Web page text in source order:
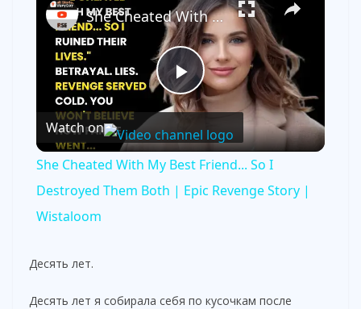
P
l
a
She Cheated With My Best Friend... So I Destroyed Them Both | Epic Revenge Story | Wistaloom
Watch on
She Cheated With My Best Friend... So I
Destroyed Them Both | Epic Revenge Story |
Wistaloom
Десять лет.
Десять лет я собирала себя по кусочкам после